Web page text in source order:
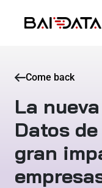
Come back
La
Datos
gran